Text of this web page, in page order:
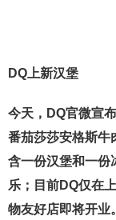
DQ上新汉堡
今天，DQ官微宣
番茄莎莎安格斯牛
含一份汉堡和一份
乐；目前DQ仅在
物友好店即将开业